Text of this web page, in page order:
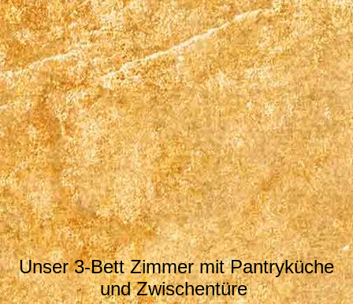
Balkon Zimmer 1
Unser 3-Bett Zimmer mit Pantryküche
und Zwischentüre